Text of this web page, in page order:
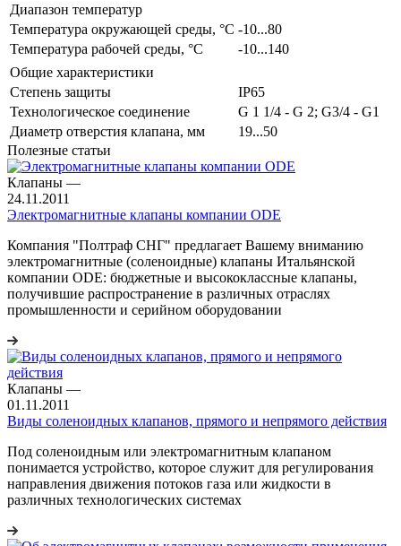
Диапазон температур
Температура окружающей среды, °С -10...80
Температура рабочей среды, °С
-10...140
Общие характеристики
Степень защиты
IP65
Технологическое соединение
G 1 1/4 - G 2; G3/4 - G1
Диаметр отверстия клапана, мм
19...50
Полезные статьи
Клапаны —
24.11.2011
Электромагнитные клапаны компании ODE
Компания "Полтраф СНГ" предлагает Вашему вниманию
электромагнитные (соленоидные) клапаны Итальянской
кoмпании ODE: бюджетные и высококлассные клапаны,
получившие распространение в различных отраслях
промышленности и серийном оборудовании
Клапаны —
01.11.2011
Виды соленоидных клапанов, прямого и непрямого действия
Под соленоидным или электромагнитным клапаном
понимается устройство, которое служит для регулирования
направления движения потоков газа или жидкости в
различных технологических системах